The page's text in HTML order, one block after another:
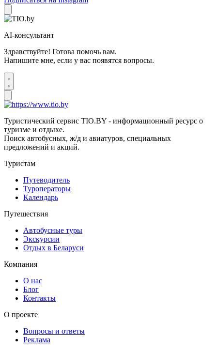
AI-консультант
Здравствуйте! Готова помочь вам.
Напишите мне, если у вас появятся вопросы.
Туристический сервис TIO.BY - информационный ресурс о
туризме и отдыхе.
Поиск автобусных, ж/д и авиатуров, специальных
предложений и акций.
Туристам
Путеводитель
Туроператоры
Календарь
Путешествия
Автобусные туры
Экскурсии
Отдых в Беларуси
Компания
О нас
Блог
Контакты
О проекте
Вопросы и ответы
Реклама